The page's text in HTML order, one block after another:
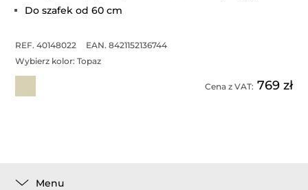
Do szafek od 60 cm
REF. 40148022
EAN. 8421152136744
Wybierz kolor:Topaz
Cena z VAT: 769 zł
Menu